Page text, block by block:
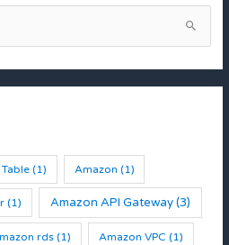
(1) Amazon (1)
(1) Amazon API Gateway(3)
rds (1) Amazon VPC (1)